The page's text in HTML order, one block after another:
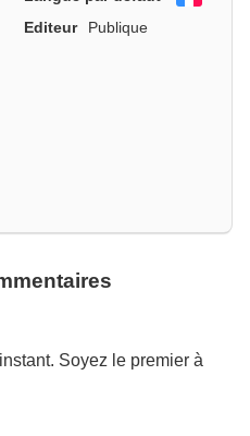
Editeur
Publique
Soyez le premier à